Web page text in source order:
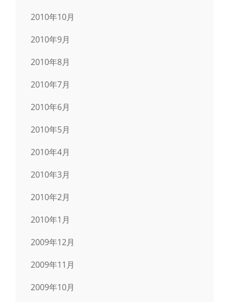
2010年10月
2010年9月
2010年8月
2010年7月
2010年6月
2010年5月
2010年4月
2010年3月
2010年2月
2010年1月
2009年12月
2009年11月
2009年10月